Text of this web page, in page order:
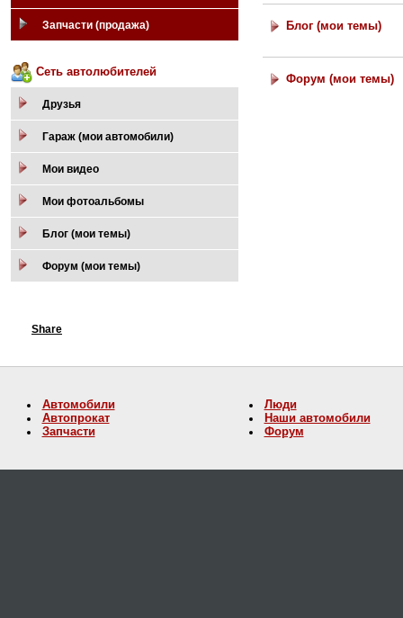
Запчасти (продажа)
Сеть автолюбителей
Друзья
Гараж (мои автомобили)
Мои видео
Мои фотоальбомы
Блог (мои темы)
Форум (мои темы)
Share
Блог (мои темы)
Форум (мои темы)
Автомобили
Автопрокат
Запчасти
Люди
Наши автомобили
Форум